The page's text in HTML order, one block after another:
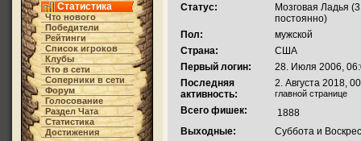
Статистика
Что нового
Победители
Рейтинги
Список игроков
Клубы
Кто в cети
Соперники в сети
Форум
Голосование
Раздел Чата
Статистика
Достижения
Статус:
Мозговая Ладья
постоянно)
Пол:
мужской
Страна:
США
Первый логин:
28. Июля 2006,
Последняя
активность:
2. Августа 2018,
главной странице
Всего фишек:
1888
Выходные:
Суббота и